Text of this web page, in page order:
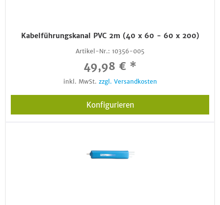
Kabelführungskanal PVC 2m (40 x 60 - 60 x 200)
Artikel-Nr.: 10356-005
49,98 € *
inkl. MwSt. zzgl. Versandkosten
Konfigurieren